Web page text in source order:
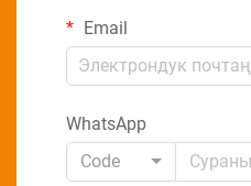
Email
WhatsApp
Code